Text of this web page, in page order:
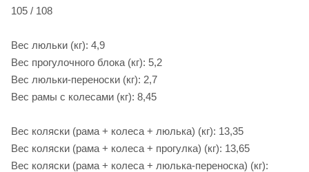
105 / 108
Вес люльки (кг): 4,9
Вес прогулочного блока (кг): 5,2
Вес люльки-переноски (кг): 2,7
Вес рамы с колесами (кг): 8,45
Вес коляски (рама + колеса + люлька) (кг): 13,35
Вес коляски (рама + колеса + прогулка) (кг): 13,65
Вес коляски (рама + колеса + люлька-переноска) (кг):